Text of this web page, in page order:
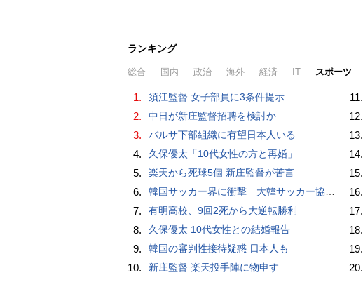
ランキング
総合 国内 政治 海外 経済 IT スポーツ
1. 須江監督 女子部員に3条件提示
2. 中日が新庄監督招聘を検討か
3. バルサ下部組織に有望日本人いる
4. 久保優太「10代女性の方と再婚」
5. 楽天から死球5個 新庄監督が苦言
6. 韓国サッカー界に衝撃 大韓サッカー協会に外国人審判への“性的接待”疑惑 韓国メディアが報道
7. 有明高校、9回2死から大逆転勝利
8. 久保優太 10代女性との結婚報告
9. 韓国の審判性接待疑惑 日本人も
10. 新庄監督 楽天投手陣に物申す
11.
12.
13.
14.
15.
16.
17.
18.
19.
20.